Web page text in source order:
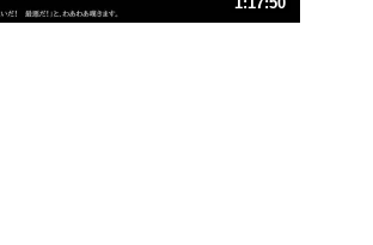
人生、なんとかなるもの。